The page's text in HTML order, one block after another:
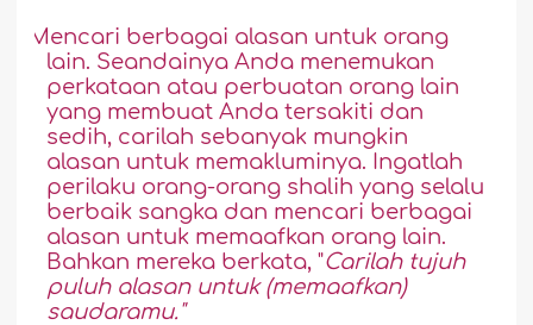
Mencari berbagai alasan untuk orang
lain. Seandainya Anda menemukan
perkataan atau perbuatan orang lain
yang membuat Anda tersakiti dan
sedih, carilah sebanyak mungkin
alasan untuk memakluminya. Ingatlah
perilaku orang-orang shalih yang selalu
berbaik sangka dan mencari berbagai
alasan untuk memaafkan orang lain.
Bahkan mereka berkata, "Carilah tujuh
puluh alasan untuk (memaafkan)
saudaramu."